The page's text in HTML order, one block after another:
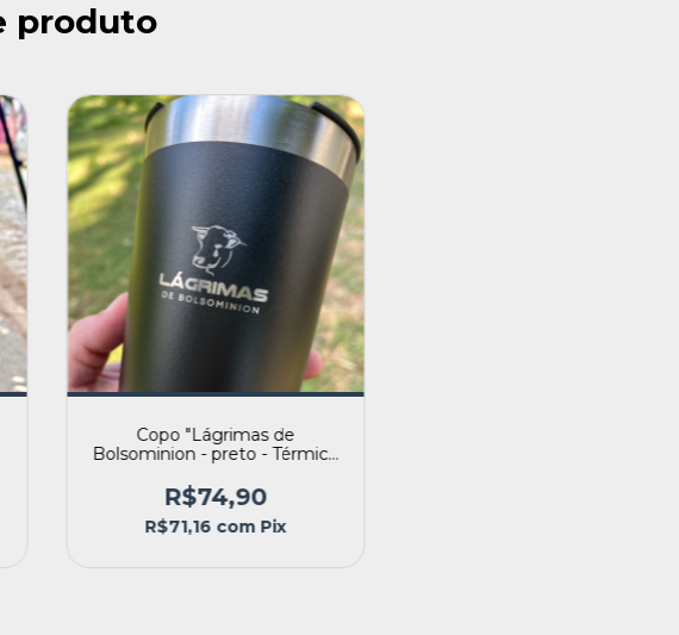
produto
Copo "Lágrimas de
Bolsominion - preto - Térmico
R$74,90
R$71,16 com Pix